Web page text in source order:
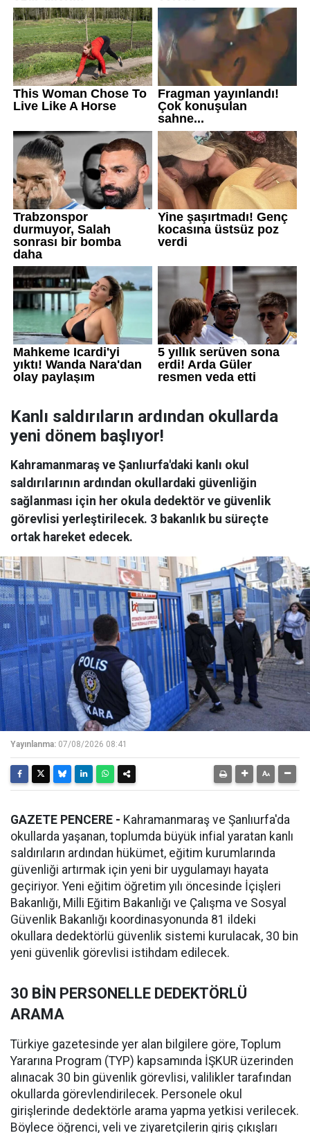
Kanlı saldırıların ardından okullarda
yeni dönem başlıyor!
Kahramanmaraş ve Şanlıurfa'daki kanlı okul
saldırılarının ardından okullardaki güvenliğin
sağlanması için her okula dedektör ve güvenlik
görevlisi yerleştirilecek. 3 bakanlık bu süreçte
ortak hareket edecek.
Yayınlanma: 07/08/2026 08:41
GAZETE PENCERE - Kahramanmaraş ve Şanlıurfa'da
okullarda yaşanan, toplumda büyük infial yaratan kanlı
saldırıların ardından hükümet, eğitim kurumlarında
güvenliği artırmak için yeni bir uygulamayı hayata
geçiriyor. Yeni eğitim öğretim yılı öncesinde İçişleri
Bakanlığı, Milli Eğitim Bakanlığı ve Çalışma ve Sosyal
Güvenlik Bakanlığı koordinasyonunda 81 ildeki
okullara dedektörlü güvenlik sistemi kurulacak, 30 bin
yeni güvenlik görevlisi istihdam edilecek.
30 BİN PERSONELLE DEDEKTÖRLÜ
ARAMA
Türkiye gazetesinde yer alan bilgilere göre, Toplum
Yararına Program (TYP) kapsamında İŞKUR üzerinden
alınacak 30 bin güvenlik görevlisi, valilikler tarafından
okullarda görevlendirilecek. Personele okul
girişlerinde dedektörle arama yapma yetkisi verilecek.
Böylece öğrenci, veli ve ziyaretçilerin giriş çıkışları